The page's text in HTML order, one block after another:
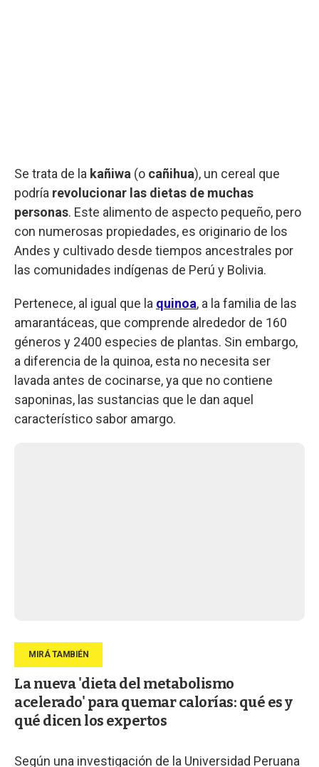
Se trata de la kañiwa (o cañihua), un cereal que
podría revolucionar las dietas de muchas
personas. Este alimento de aspecto pequeño, pero
con numerosas propiedades, es originario de los
Andes y cultivado desde tiempos ancestrales por
las comunidades indígenas de Perú y Bolivia.
Pertenece, al igual que la quinoa, a la familia de las
amarantáceas, que comprende alrededor de 160
géneros y 2400 especies de plantas. Sin embargo,
a diferencia de la quinoa, esta no necesita ser
lavada antes de cocinarse, ya que no contiene
saponinas, las sustancias que le dan aquel
característico sabor amargo.
La nueva 'dieta del metabolismo
acelerado' para quemar calorías: qué es y
qué dicen los expertos
Según una investigación de la Universidad Peruana